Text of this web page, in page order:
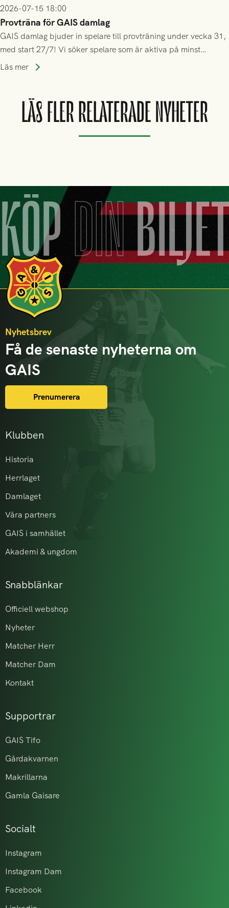
2026-07-15 18:00
Provträna för GAIS damlag
GAIS damlag bjuder in spelare till provträning under vecka 31,
med start 27/7! Vi söker spelare som är aktiva på minst
division 3-nivå.
Läs mer
LÄS FLER RELATERADE NYHETER
KÖPDIN
Klubben
Historia
Herrlaget
Damlaget
Våra partners
GAIS i samhället
Akademi & ungdom
Snabblänkar
Officiell webshop
Nyheter
Matcher Herr
Matcher Dam
Kontakt
Supportrar
GAIS Tifo
Gårdakvarnen
Makrillarna
Gamla Gaisare
Socialt
Instagram
Instagram Dam
Facebook
Nyhetsbrev
Få de senaste nyheterna om
GAIS
Prenumerera